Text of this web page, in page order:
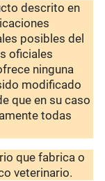
descrito en
posibles del
oficiales
ninguna
modificado
que en su caso
todas
que fabrica o
veterinario.